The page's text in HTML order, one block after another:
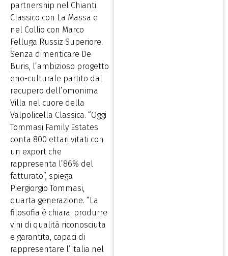
partnership nel Chianti
Classico con La Massa e
nel Collio con Marco
Felluga Russiz Superiore.
Senza dimenticare De
Buris, l’ambizioso progetto
eno-culturale partito dal
recupero dell’omonima
Villa nel cuore della
Valpolicella Classica. “Oggi
Tommasi Family Estates
conta 800 ettari vitati con
un export che
rappresenta l’86% del
fatturato”, spiega
Piergiorgio Tommasi,
quarta generazione. “La
filosofia è chiara: produrre
vini di qualità riconosciuta
e garantita, capaci di
rappresentare l’Italia nel